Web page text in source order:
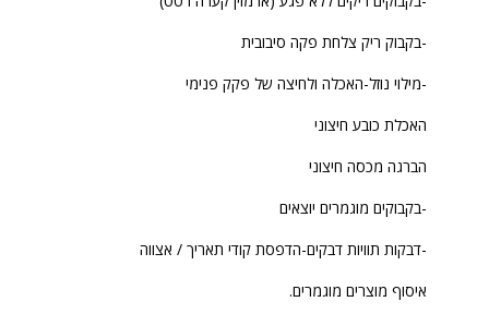
-בקבוק ריק צלחת פקה סיבובית
-מילוי נוזל-האכלה ולחיצה של פקק פנימי
האכלת כובע חיצוני
הברגה מכסה חיצוני
-בקבוקים מוגמרים יוצאים
-דבקות תוויות דבקים-הדפסת קודי תאריך / אצווה
איסוף מוצרים מוגמרים.